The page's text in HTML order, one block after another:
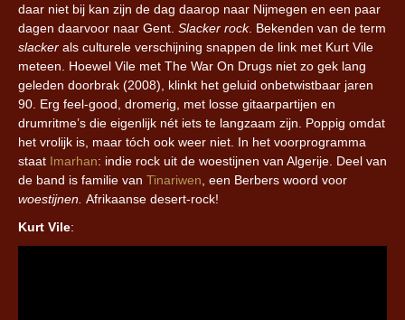
daar niet bij kan zijn de dag daarop naar Nijmegen en een paar
dagen daarvoor naar Gent. Slacker rock. Bekenden van de term
slacker als culturele verschijning snappen de link met Kurt Vile
meteen. Hoewel Vile met The War On Drugs niet zo gek lang
geleden doorbrak (2008), klinkt het geluid onbetwistbaar jaren
90. Erg feel-good, dromerig, met losse gitaarpartijen en
drumritme’s die eigenlijk nét iets te langzaam zijn. Poppig omdat
het vrolijk is, maar tóch ook weer niet. In het voorprogramma
staat Imarhan: indie rock uit de woestijnen van Algerije. Deel van
de band is familie van Tinariwen , een Berbers woord voor
woestijnen. Afrikaanse desert-rock!
Kurt Vile: